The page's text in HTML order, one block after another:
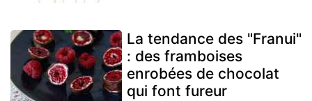
La tendance des "Franui"
: des framboises
enrobées de chocolat
qui font fureur